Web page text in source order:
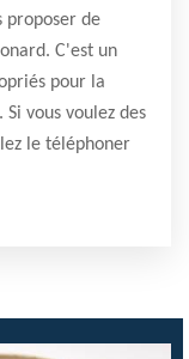
proposer de
C'est un
pour la
vous voulez des
le téléphoner